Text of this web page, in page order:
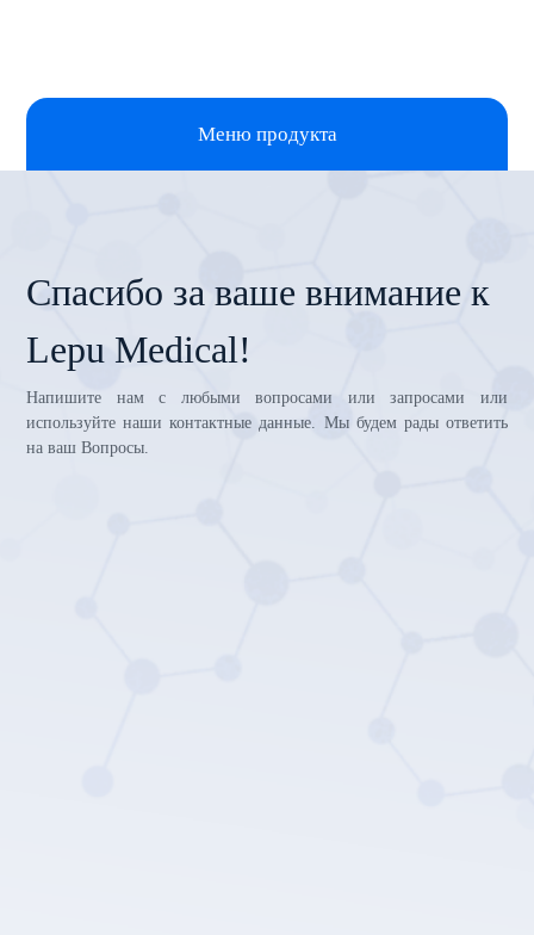
Меню продукта
Спасибо за ваше внимание к
Lepu Medical!
Напишите нам с любыми вопросами или запросами или
используйте наши контактные данные. Мы будем рады ответить
на ваш Вопросы.